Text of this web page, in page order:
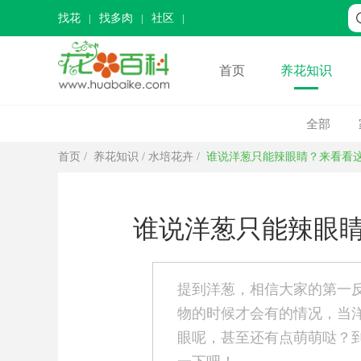
找花 找多肉 社区
首页 养花知识
全部
首页 / 养花知识 / 水培花卉 / 谁说洋葱只能辣眼睛？来看看
谁说洋葱只能辣眼
提到洋葱，相信大家的第一
物的时候才会有的情况，当
眼呢，甚至还有点萌萌哒？